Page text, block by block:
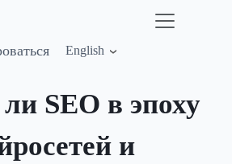
English
SEO в эпоху
и